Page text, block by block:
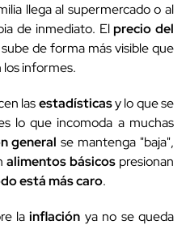
llega al supermercado o al
de inmediato. Elprecio del
sube de forma más visible que
los informes.
lasestadísticasy lo que se
lo que incomoda a muchas
general se mantenga "baja",
alimentos básicos presionan
está más caro.
lainflación ya no se queda